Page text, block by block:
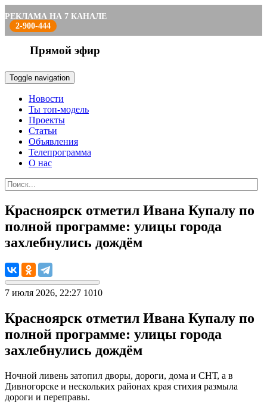
РЕКЛАМА НА 7 КАНАЛЕ
2-900-444
Прямой эфир
Toggle navigation
Новости
Ты топ-модель
Проекты
Статьи
Объявления
Телепрограмма
О нас
Красноярск отметил Ивана Купалу по
полной программе: улицы города
захлебнулись дождём
7 июля 2026, 22:27 1010
Красноярск отметил Ивана Купалу по
полной программе: улицы города
захлебнулись дождём
Ночной ливень затопил дворы, дороги, дома и СНТ, а в
Дивногорске и нескольких районах края стихия размыла
дороги и переправы.